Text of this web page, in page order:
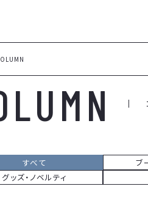
すべて ブ
グッズ・ノベルティ